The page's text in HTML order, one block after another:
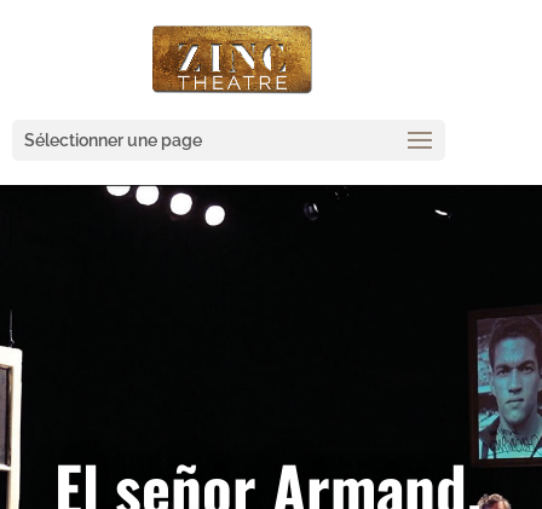
Sélectionner une page
El señor Armand,